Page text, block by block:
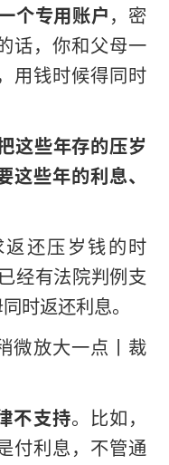
个专用账户，密
话，你和父母一
用钱时候得同时
这些年存的压岁
些年的利息、
还压岁钱的时
经有法院判例支
时返还利息。
微放大一点丨裁
不支持。比如，
付利息，不管通